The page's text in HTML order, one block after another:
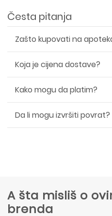
Česta pitanja
Zašto kupovati na
Koja je cijena dostave?
Kako mogu da platim?
Da li mogu izvršiti povrat?
A šta misliš o
brenda